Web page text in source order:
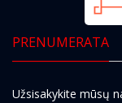
PRENUMERATA
Užsisakykite mūsų